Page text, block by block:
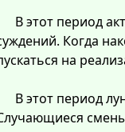
В этот период
Когда
на
В этот период
смены